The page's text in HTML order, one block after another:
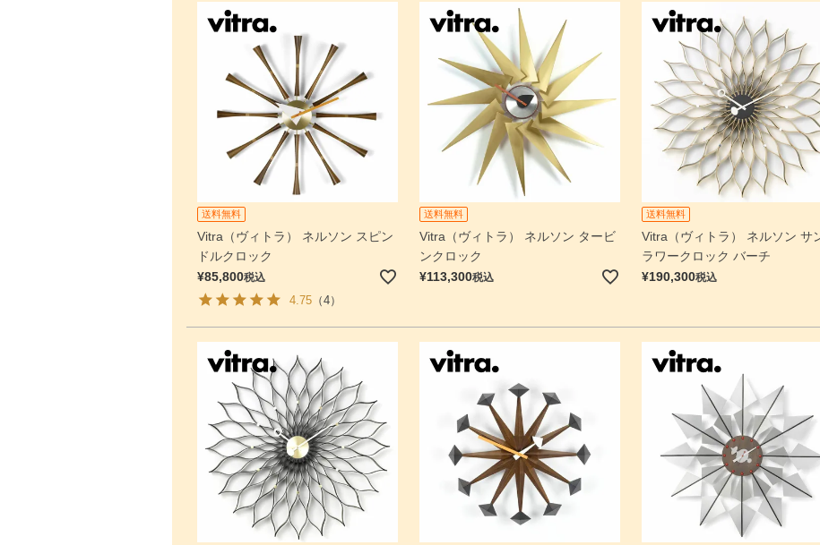
送料無料
Vitra（ヴィトラ） ネルソン スピン
ドルクロック
¥85,800税込
4.75（4）
送料無料
Vitra（ヴィトラ） ネルソン タービ
ンクロック
¥113,300税込
送料無料
Vitra（ヴィトラ） ネルソン サ
ラワークロック バーチ
¥190,300税込